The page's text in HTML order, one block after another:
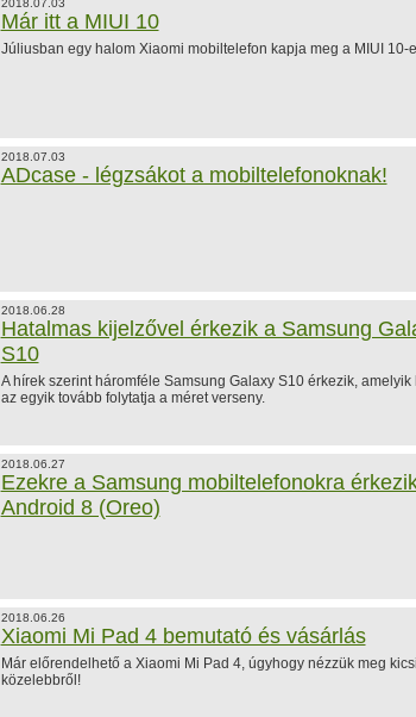
2018.07.03
Már itt a MIUI 10
Júliusban egy halom Xiaomi mobiltelefon kapja meg a MIUI 10-
2018.07.03
ADcase - légzsákot a mobiltelefonoknak!
2018.06.28
Hatalmas kijelzővel érkezik a Samsung
S10
A hírek szerint háromféle Samsung Galaxy S10 érkezik, amelyik
az egyik tovább folytatja a méret verseny.
2018.06.27
Ezekre a Samsung mobiltelefonokra
Android 8 (Oreo)
2018.06.26
Xiaomi Mi Pad 4 bemutató és vásárlás
Már előrendelhető a Xiaomi Mi Pad 4, úgyhogy nézzük meg
közelebbről!